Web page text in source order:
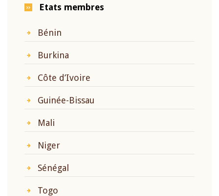
Etats membres
Bénin
Burkina
Côte d’Ivoire
Guinée-Bissau
Mali
Niger
Sénégal
Togo